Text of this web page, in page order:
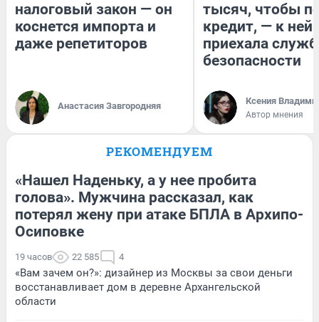
налоговый закон — он
коснется импорта и
даже репетиторов
Анастасия Завгородняя
тысяч, чтобы
кредит, — к
приехала
безопасности
Ксения
Автор мнения
РЕКОМЕНДУЕМ
«Нашел Наденьку, а у нее пробита
голова». Мужчина рассказал, как
потерял жену при атаке БПЛА в Архипо-
Осиповке
19 часов 22 585 4
«Вам зачем он?»: дизайнер из Москвы за свои деньги
восстанавливает дом в деревне Архангельской
области